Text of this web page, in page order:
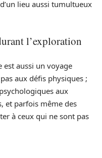
lieu aussi tumultueux
l’exploration
est aussi un voyage
aux défis physiques ;
aux
et parfois même des
à ceux qui ne sont pas